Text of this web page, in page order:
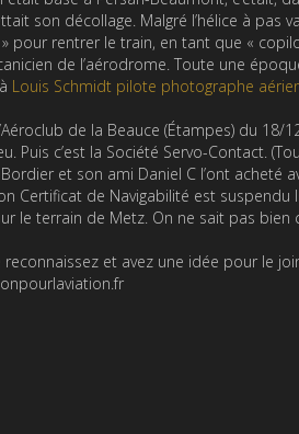
son décollage. Malgré l’hélice à pas
rentrer le train, en tant que «
de l’aérodrome. Toute une
Louis Schmidt pilote photographe
de la Beauce (Étampes) du 18/
c’est la Société Servo-Contact.
et son ami Daniel C l’ont acheté
de Navigabilité est suspendu
le terrain de Metz. On ne sait pas bien
et avez une idée pour le